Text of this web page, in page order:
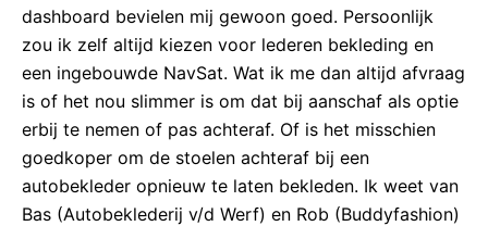
dashboard bevielen mij gewoon goed. Persoonlijk
zou ik zelf altijd kiezen voor lederen bekleding en
een ingebouwde NavSat. Wat ik me dan altijd afvraag
is of het nou slimmer is om dat bij aanschaf als optie
erbij te nemen of pas achteraf. Of is het misschien
goedkoper om de stoelen achteraf bij een
autobekleder opnieuw te laten bekleden. Ik weet van
Bas (Autobeklederij v/d Werf) en Rob (Buddyfashion)